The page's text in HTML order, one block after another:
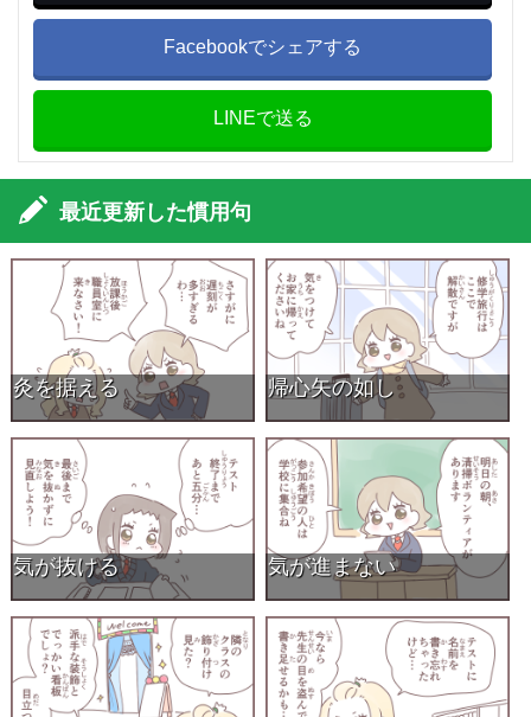
Facebookでシェアする
LINEで送る
最近更新した慣用句
灸を据える 帰心矢の如し
気が抜ける 気が進まない